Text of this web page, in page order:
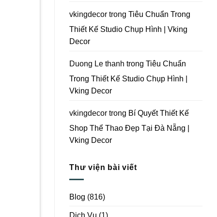
vkingdecor trong Tiêu Chuẩn Trong
Thiết Kế Studio Chụp Hình | Vking
Decor
Duong Le thanh trong Tiêu Chuẩn
Trong Thiết Kế Studio Chụp Hình |
Vking Decor
vkingdecor trong Bí Quyết Thiết Kế
Shop Thể Thao Đẹp Tại Đà Nẵng |
Vking Decor
Thư viện bài viết
Blog (816)
Dịch Vụ (1)